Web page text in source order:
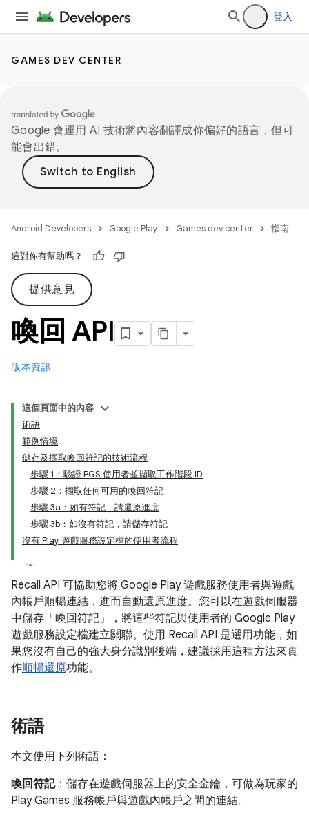
登入
GAMES DEV CENTER
Google 會運用 AI 技術將內容翻譯成你偏好的語言，但可
能會出錯。
Android Developers Google Play Games dev center 指南
這對你有幫助嗎？
提供意見
喚回 API
版本資訊
這個頁面中的內容
術語
範例情境
儲存及擷取喚回符記的技術流程
步驟 1：驗證 PGS 使用者並擷取工作階段 ID
步驟 2：擷取任何可用的喚回符記
步驟 3a：如有符記，請還原進度
步驟 3b：如沒有符記，請儲存符記
沒有 Play 遊戲服務設定檔的使用者流程
Recall API 可協助您將 Google Play 遊戲服務使用者與遊戲
內帳戶順暢連結，進而自動還原進度。您可以在遊戲伺服器
中儲存「喚回符記」
，將這些符記與使用者的 Google Play
遊戲服務設定檔建立關聯。使用 Recall API 是選用功能，如
果您沒有自己的強大身分識別後端，建議採用這種方法來實
作順暢還原功能。
術語
本文使用下列術語：
喚回符記：儲存在遊戲伺服器上的安全金鑰，可做為玩家的
Play Games 服務帳戶與遊戲內帳戶之間的連結。